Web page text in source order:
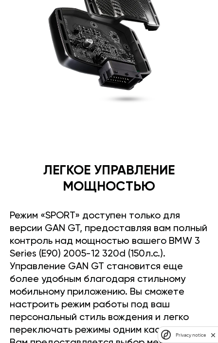
ЛЕГКОЕ УПРАВЛЕНИЕ
МОЩНОСТЬЮ
Режим «SPORT» доступен только для
версии GAN GT, предоставляя вам полный
контроль над мощностью вашего BMW 3
Series (E90) 2005-12 320d (150л.с.).
Управление GAN GT становится еще
более удобным благодаря стильному
мобильному приложению. Вы сможете
настроить режим работы под ваш
персональный стиль вождения и легко
переключать режимы одним касанием.Privacy notice